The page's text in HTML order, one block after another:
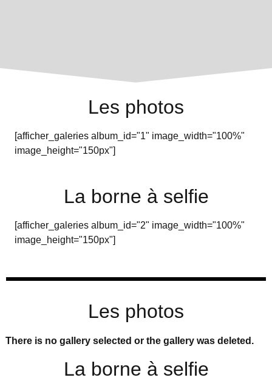
Les photos
[afficher_galeries album_id="1" image_width="100%"
image_height="150px"]
La borne à selfie
[afficher_galeries album_id="2" image_width="100%"
image_height="150px"]
Les photos
There is no gallery selected or the gallery was deleted.
La borne à selfie